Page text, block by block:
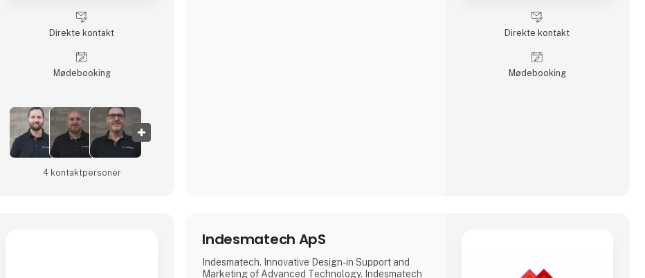
Direkte kontakt
Møde­booking
4 kontakt­personer
Direkte kontakt
Møde­booking
Indesmatech ApS
Indesmatech. Innovative Design-in Support and
Marketing of Advanced Technology. Indesmatech